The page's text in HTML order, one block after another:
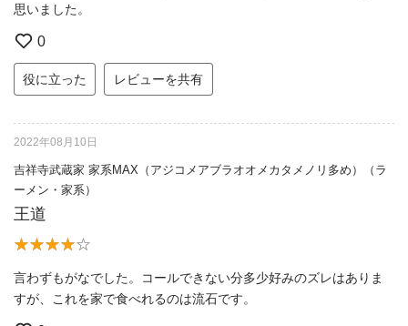
思いました。
0
役に立った レビューを共有
2022年08月10日
吉祥寺武蔵家 家系MAX（アジコメアブラオオメカタメノリ多め）（ラ
ーメン・家系）
王道
言わずもがなでした。コールできない分多少好みのズレはありま
すが、これを家で食べれるのは流石です。